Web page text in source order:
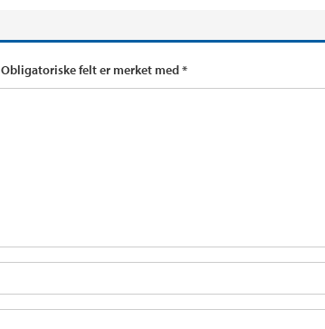
Obligatoriske felt er merket med*